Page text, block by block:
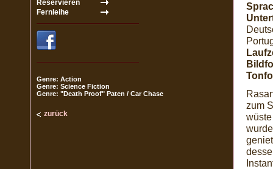
Genre: Action
Genre: Science Fiction
Genre: "Death Proof" Paten / Car Chase
zurück
zum